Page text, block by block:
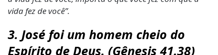
vida fez de você”.
3. José foi um homem cheio do
Espírito de Deus. (Gênesis 41.38)